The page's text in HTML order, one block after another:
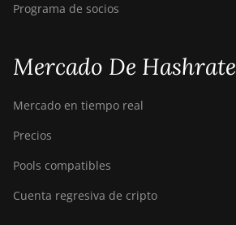
BITMAIN AntMiner
BITMAIN AntMiner
BITMAIN AntMiner
Programa de socios
Mercado De Hashrate
Mercado en tiempo real
Precios
Pools compatibles
Cuenta regresiva de cripto